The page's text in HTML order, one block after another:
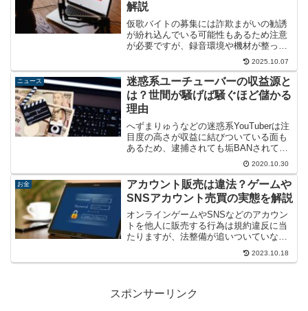
解説
仮歌バイトの募集には詐欺まがいの勧誘
が紛れ込んでいる可能性もあるため注意
が必要ですが、録音環境や機材が整って
いれば自宅で音声を収録して納品するこ
とも可能です。在宅の副業にもなり得る
仮歌バイトについて、仕事内容と募集状
況をまとめてみました。
2025.10.07
ニュース
迷惑系ユーチューバーの収益源と
は？世間が騒げば騒ぐほど儲かる
理由
へずまりゅうなどの迷惑系YouTuberは注
目度の高さが収益に結びついている面も
あるため、逮捕されても垢BANされても
一向に懲りません。世間が騒げば騒ぐほ
ど迷惑系YouTuberが儲かる仕組みについ
て、収益構造の観点から考察してみまし
た。
2020.10.30
お金
アカウント販売は違法？ゲームや
SNSアカウント売買の実態を解説
オンラインゲームやSNSなどのアカウン
トを他人に販売する行為は規約違反に当
たりますが、法整備が追いついていない
ため単体では違法になりません。発覚し
た場合はアカウント停止のリスクがある
2023.10.18
スポンサーリンク